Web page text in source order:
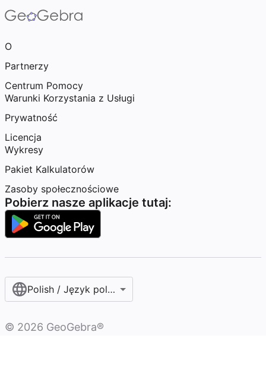
O
Partnerzy
Centrum Pomocy
Warunki Korzystania z Usługi
Prywatność
Licencja
Wykresy
Pakiet Kalkulatorów
Zasoby społecznościowe
Pobierz nasze aplikacje tutaj:
Polish / Język polski‎
© 2026 GeoGebra®